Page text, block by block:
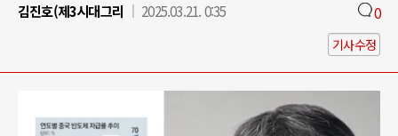
김진호(제3시대그리
2025.03.21. 0:35 0
기사수정